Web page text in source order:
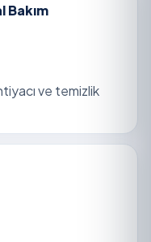
Bakım
ve temizlik